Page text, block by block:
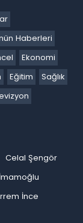
Haberleri
Ekonomi
Eğitim
Sağlık
Celal Şengör
İnce